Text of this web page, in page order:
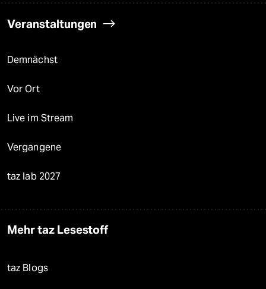
Veranstaltungen
Demnächst
Vor Ort
Live im Stream
Vergangene
taz lab 2027
Mehr taz Lesestoff
taz Blogs